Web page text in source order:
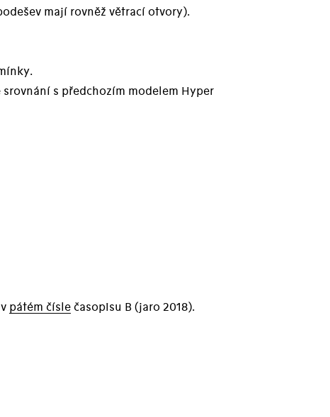
mají rovněž větrací otvory).
s předchozím modelem Hyper
pátém číslečasopisu B (jaro 2018).